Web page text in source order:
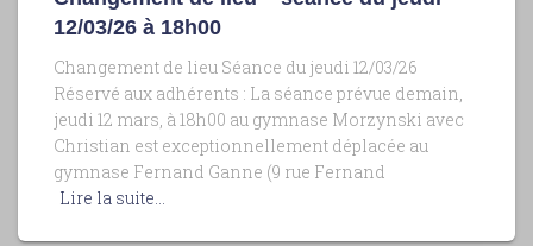
12/03/26 à 18h00
Changement de lieu Séance du jeudi 12/03/26
Réservé aux adhérents : La séance prévue demain,
jeudi 12 mars, à 18h00 au gymnase Morzynski avec
Christian est exceptionnellement déplacée au
gymnase Fernand Ganne (9 rue Fernand
Lire la suite…